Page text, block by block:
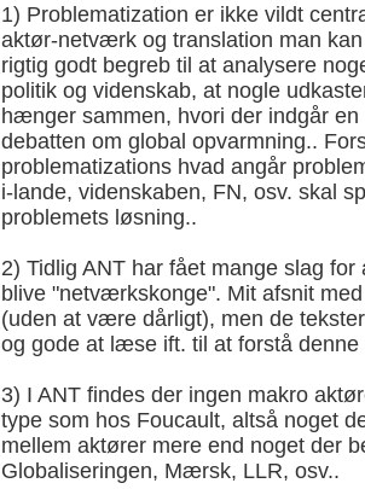
1) Problematization er ikke vildt
aktør-netværk og translation man
rigtig godt begreb til at analysere
politik og videnskab, at nogle
hænger sammen, hvori der indgår
debatten om global opvarmning..
problematizations hvad angår
i-lande, videnskaben, FN, osv. skal
problemets løsning..
2) Tidlig ANT har fået mange slag
blive "netværkskonge". Mit afsnit
(uden at være dårligt), men de
og gode at læse ift. til at forstå denne
3) I ANT findes der ingen makro
type som hos Foucault, altså noget
mellem aktører mere end noget der
Globaliseringen, Mærsk, LLR, osv..